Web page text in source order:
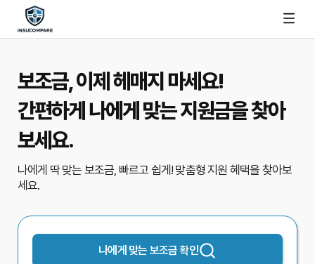
보조금, 이제 헤매지 마세요!
간편하게 나에게 맞는 지원금을 찾아
보세요.
나에게 딱 맞는 보조금, 빠르고 쉽게!맞춤형 지원 혜택을 찾아보
세요.
나에게 맞는 보조금 확인